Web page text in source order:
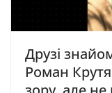
Друзі
Роман